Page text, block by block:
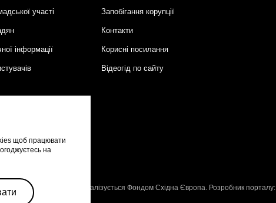
участі Запобігання корупції
Контакти
інформації Корисні посилання
Відеогід по сайту
програми , що реалізується Фондом Східна Європа. Розробник порталу:
щоб працювати
на